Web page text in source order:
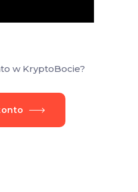
w KryptoBocie?